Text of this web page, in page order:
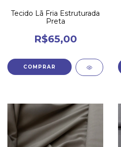
Tecido Lã Fria Estruturada
Preta
R$65,00